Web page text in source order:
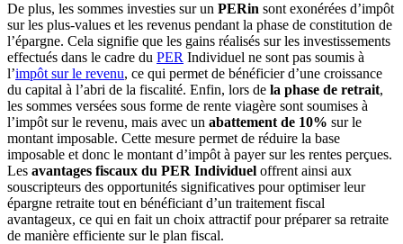
De plus, les sommes investies sur un PERin sont exonérées d’impôt
sur les plus-values et les revenus pendant la phase de constitution de
l’épargne. Cela signifie que les gains réalisés sur les investissements
effectués dans le cadre du PER Individuel ne sont pas soumis à
l’impôt sur le revenu, ce qui permet de bénéficier d’une croissance
du capital à l’abri de la fiscalité. Enfin, lors de la phase de retrait,
les sommes versées sous forme de rente viagère sont soumises à
l’impôt sur le revenu, mais avec un abattement de 10% sur le
montant imposable. Cette mesure permet de réduire la base
imposable et donc le montant d’impôt à payer sur les rentes perçues.
Les avantages fiscaux du PER Individuel offrent ainsi aux
souscripteurs des opportunités significatives pour optimiser leur
épargne retraite tout en bénéficiant d’un traitement fiscal
avantageux, ce qui en fait un choix attractif pour préparer sa retraite
de manière efficiente sur le plan fiscal.